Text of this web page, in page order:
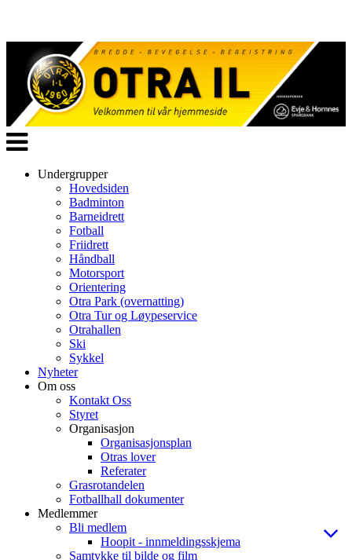
Veksle
navigasjon
Undergrupper
Hovedsiden
Badminton
Barneidrett
Fotball
Friidrett
Håndball
Motorsport
Orientering
Otra Park (overnatting)
Otra Tur og Løypeservice
Otrahallen
Ski
Sykkel
Nyheter
Om oss
Kontakt Oss
Styret
Organisasjon
Organisasjonsplan
Otras lover
Referater
Grasrotandelen
Fotballhall dokumenter
Medlemmer
Bli medlem
Hoopit - innmeldingsskjema
Samtykke til bilde og film